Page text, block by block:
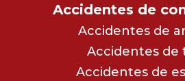
Accidentes de
Accidentes de
Accidentes de
Accidentes de